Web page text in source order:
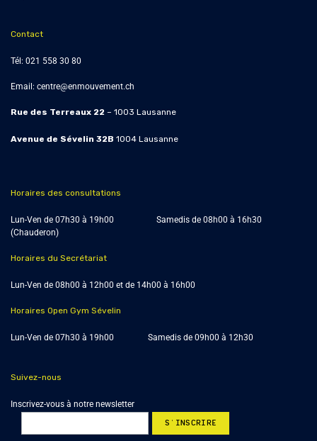
Contact
Tél: 021 558 30 80
Email: centre@enmouvement.ch
Rue des Terreaux 22 – 1003 Lausanne
Avenue de Sévelin 32B 1004 Lausanne
Horaires des consultations
Lun-Ven de 07h30 à 19h00 Samedis de 08h00 à 16h30
(Chauderon)
Horaires du Secrétariat
Lun-Ven de 08h00 à 12h00 et de 14h00 à 16h00
Horaires Open Gym Sévelin
Lun-Ven de 07h30 à 19h00 Samedis de 09h00 à 12h30
Suivez-nous
Inscrivez-vous à notre newsletter